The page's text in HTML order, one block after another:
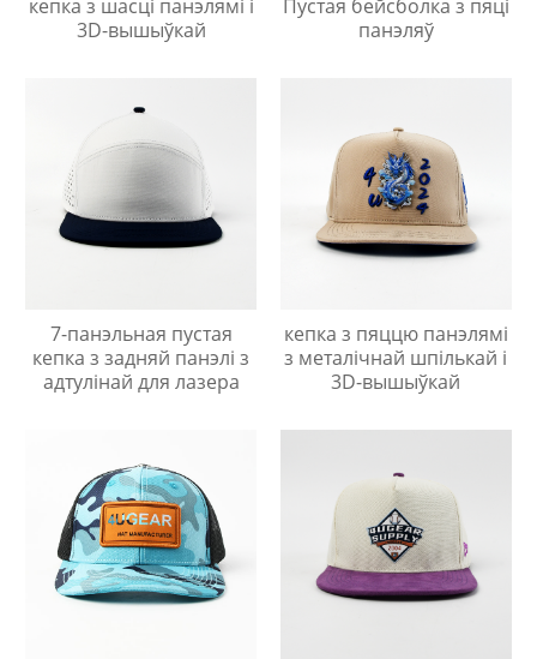
кепка з шасці панэлямі і
3D-вышыўкай
Пустая бейсболка з пяці
панэляў
7-панэльная пустая
кепка з задняй панэлі з
адтулінай для лазера
кепка з пяццю панэлямі
з металічнай шпількай і
3D-вышыўкай